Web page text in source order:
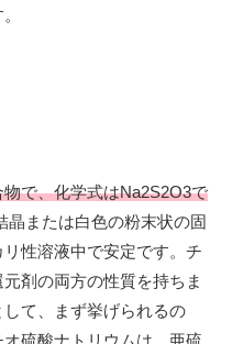
で、化学式はNa2S2O3で
晶または白色の粉末状の固
性溶液中で安定です。チ
剤の両方の性質を持ちま
て、まず挙げられるの
硫酸ナトリウムは、亜硫